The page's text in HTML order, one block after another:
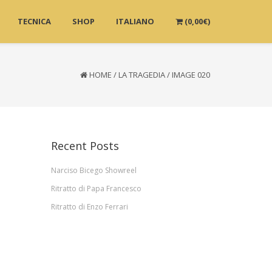
TECNICA SHOP ITALIANO (0,00€)
HOME / LA TRAGEDIA/ IMAGE 020
Recent Posts
Narciso Bicego Showreel
Ritratto di Papa Francesco
Ritratto di Enzo Ferrari